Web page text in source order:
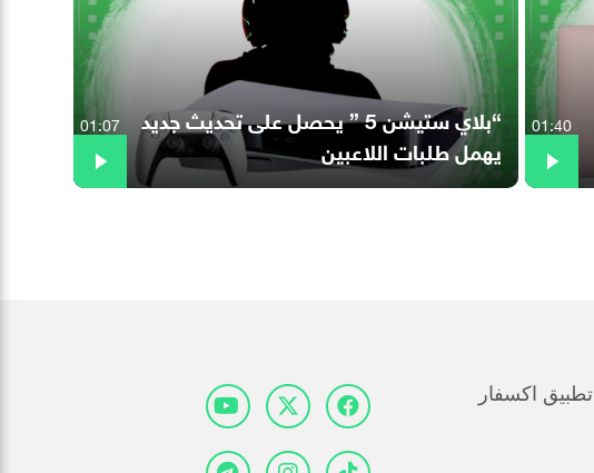
01:40
“بلاي ستيشن 5 ” يحصل على تحديث جديد
يهمل طلبات اللاعبين
01:07
تطبيق اكسفار